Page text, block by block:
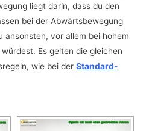
liegt darin, dass du den
bei der Abwärtsbewegung
vor allem bei hohem
Es gelten die gleichen
wie bei der Standard-